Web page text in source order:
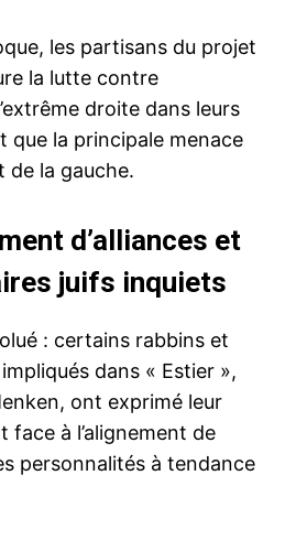
les partisans du projet
la lutte contre
droite dans leurs
que la principale menace
de la gauche.
d’alliances et
juifs inquiets
: certains rabbins et
dans « Estier »,
ont exprimé leur
face à l’alignement de
personnalités à tendance